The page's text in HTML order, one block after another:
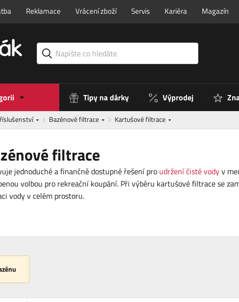
Reklamace Vrácení zboží Servis Kariéra Magazín
Tipy na dárky Výprodej
Bazénové filtrace Kartušové filtrace
filtrace
jednoduché a finančně dostupné řešení pro udržení čisté vodyv
volbou pro rekreační koupání. Při výběru kartušové filtrace se
vody v celém prostoru.